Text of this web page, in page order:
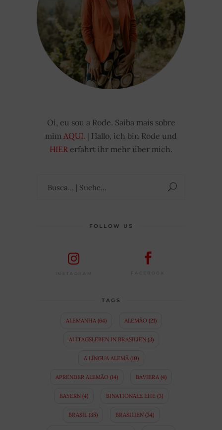
Oi, eu sou a Rode. Saiba mais sobre
mim AQUI. | Hallo, ich bin Rode und
HIER erfahrt ihr mehr über mich.
FOLLOW US
INSTAGRAM FACEBOOK
TAGS
ALEMANHA (64) ALEMÃO (21)
ALLTAGSLEBEN IN BRASILIEN(3)
A LÍNGUA ALEMÃ (10)
APRENDER ALEMÃO (14) BAVIERA (4)
BAYERN(4) BINATIONALE EHE(3)
BRASIL(35) BRASILIEN(34)